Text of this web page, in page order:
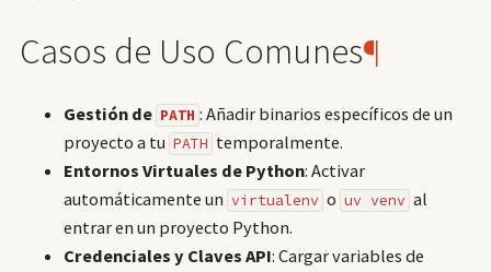
Casos de Uso Comunes¶
Gestión de PATH : Añadir binarios específicos de un
proyecto a tu PATH temporalmente.
Entornos Virtuales de Python: Activar
automáticamente un virtualenv o uv venv al
entrar en un proyecto Python.
Credenciales y Claves API: Cargar variables de